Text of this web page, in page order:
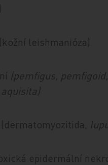
)
leishmanióza)
(pemfigus,
epidermální